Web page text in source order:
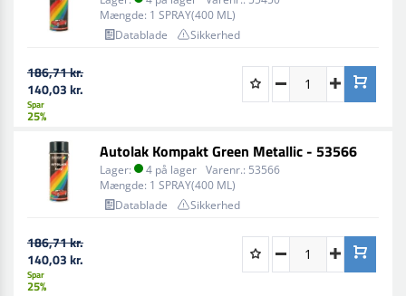
Mængde: 1 SPRAY(400 ML)
Datablade
Sikkerhed
186,71 kr.
140,03 kr.
Spar
25%
Autolak Kompakt Green Metallic - 53566
Lager: 4 på lager Varenr.: 53566
Mængde: 1 SPRAY(400 ML)
Datablade
Sikkerhed
186,71 kr.
140,03 kr.
Spar
25%